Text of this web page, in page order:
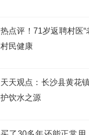
热点评！71岁返聘村医“
村民健康
天天观点：长沙县黄花
护饮水之源